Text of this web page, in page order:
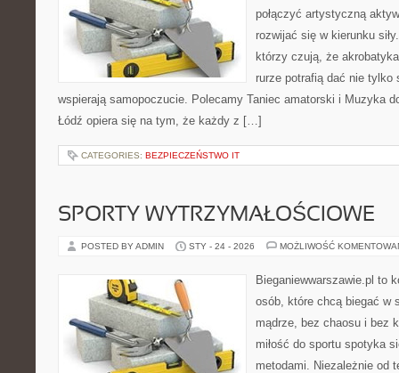
połączyć artystyczną
rozwijać się w kierunku
którzy czują, że
rurze potrafią dać nie tylko
wspierają samopoczucie. Polecamy Taniec amatorski i Muzyka
Łódź opiera się na tym, że każdy z […]
CATEGORIES: BEZPIECZEŃSTWO IT
SPORTY WYTRZYMAŁOŚCIOWE
POSTED BY ADMIN STY - 24 - 2026 MOŻLIWOŚĆ
Bieganiewwarszawie.pl to
osób, które chcą biegać w
mądrze, bez chaosu i bez
miłość do sportu spotyka
metodami. Niezależnie od